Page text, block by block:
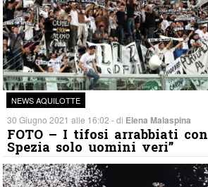
NEWS AQUILOTTE
30 Giugno 2021 alle 16:02 - di Elena Malaspina
FOTO – I tifosi arrabbiati
Spezia solo uomini veri”